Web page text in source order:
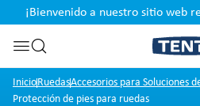
Saltar a la búsqueda
¡Bienvenido a nuestro sitio web
InicioRuedasAccesorios para Soluciones
Protección de pies para ruedas